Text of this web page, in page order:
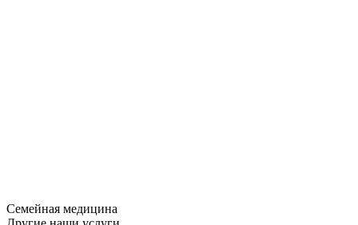
Семейная медицина